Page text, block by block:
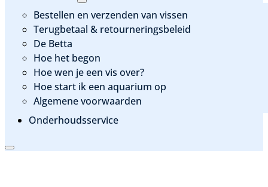
Bestellen en verzenden van vissen
Terugbetaal & retourneringsbeleid
De Betta
Hoe het begon
Hoe wen je een vis over?
Hoe start ik een aquarium op
Algemene voorwaarden
Onderhoudsservice